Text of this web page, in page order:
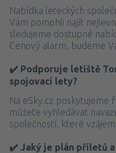
Nabídka leteckých
Vám pomohli najít
sledujeme dostupné
Cenový alarm, budeme
✔️ Podporuje letiště
spojovací lety?
Na eSky.cz poskytujeme
můžete vyhledávat
společností, které
✔️ Jaký je plán příletů